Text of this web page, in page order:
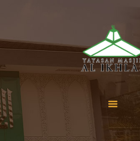
Tentang Kami
Sekolah
Berita